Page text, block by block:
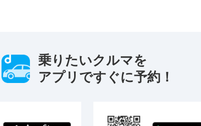
乗りたいクルマを
アプリですぐに予約！